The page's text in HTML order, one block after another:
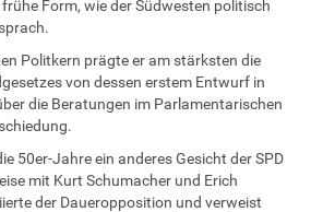
Form, wie der Südwesten politisch
Politkern prägte er am stärksten die
von dessen erstem Entwurf in
die Beratungen im Parlamentarischen
50er-Jahre ein anderes Gesicht der SPD
mit Kurt Schumacher und Erich
der Daueropposition und verweist